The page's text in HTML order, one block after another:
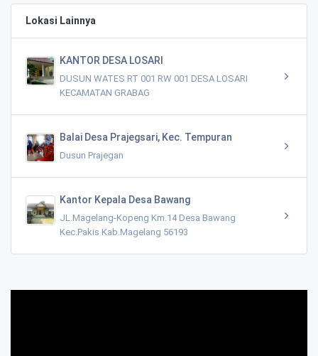
Lokasi Lainnya
KANTOR DESA LOSARI
DUSUN WATES RT 001 RW 001 DESA LOSARI
KECAMATAN GRABAG
Balai Desa Prajegsari, Kec. Tempuran
Dusun Prajegan
Kantor Kepala Desa Bawang
JL.Magelang-Kopeng Km.14 Desa Bawang
Kec.Pakis Kab.Magelang 56193